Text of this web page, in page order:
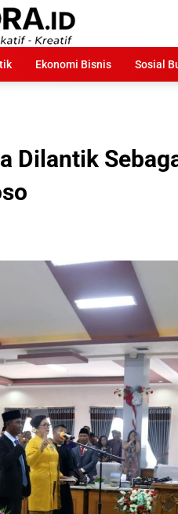
Ekonomi Bisnis Sosial
Dilantik